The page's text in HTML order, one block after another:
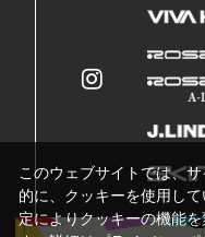
このウェブサイトでは、
的に、クッキーを使用し
定によりクッキーの機能